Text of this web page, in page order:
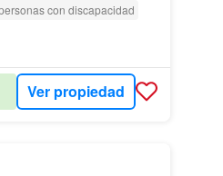
con discapacidad
Ver propiedad